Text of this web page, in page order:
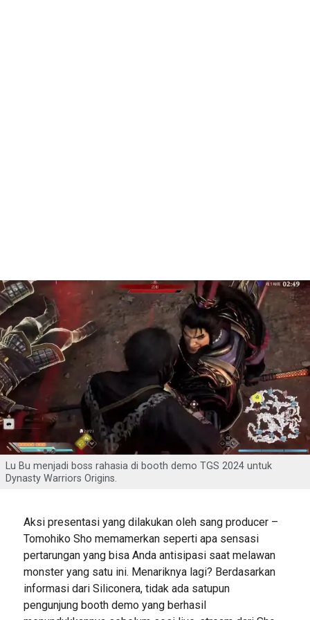
Lu Bu menjadi boss rahasia di booth demo TGS 2024 untuk
Dynasty Warriors Origins.
Aksi presentasi yang dilakukan oleh sang producer –
Tomohiko Sho memamerkan seperti apa sensasi
pertarungan yang bisa Anda antisipasi saat melawan
monster yang satu ini. Menariknya lagi? Berdasarkan
informasi dari Siliconera, tidak ada satupun
pengunjung booth demo yang berhasil